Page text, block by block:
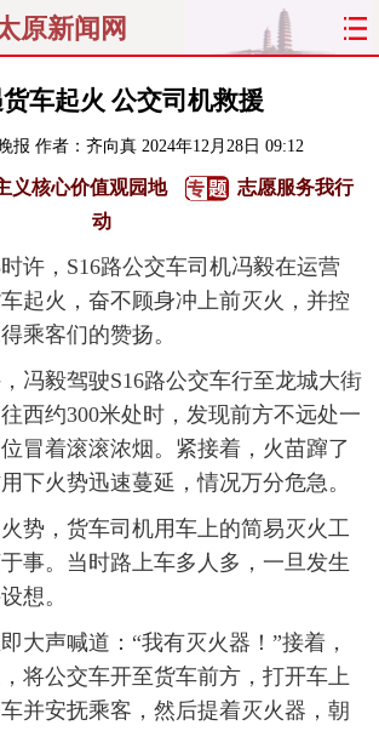
原新闻网
聚焦 太原
关注 文明 出行
理财 政务 教育
晋月读 最太原
太原晚报 热评
车起火 公交司机救援
报 作者：齐向真 2024年12月28日 09:12
义核心价值观园地
志愿服务我行
动
，S16路公交车司机冯毅在运营
起火，奋不顾身冲上前灭火，并控
乘客们的赞扬。
毅驾驶S16路公交车行至龙城大街
西约300米处时，发现前方不远处一
冒着滚滚浓烟。紧接着，火苗蹿了
下火势迅速蔓延，情况万分危急。
，货车司机用车上的简易灭火工
事。当时路上车多人多，一旦发生
想。
声喊道：“我有灭火器！”接着，
将公交车开至货车前方，打开车上
并安抚乘客，然后提着灭火器，朝